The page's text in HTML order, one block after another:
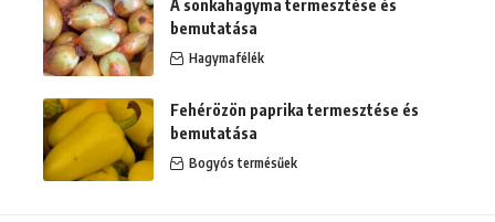
A sonkahagyma termesztése és
bemutatása
Hagymafélék
Fehérözön paprika termesztése és
bemutatása
Bogyós termésűek